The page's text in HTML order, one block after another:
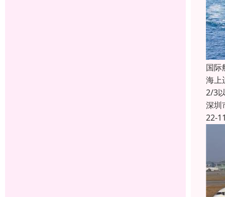
国际
海上
2/3
深圳
22-